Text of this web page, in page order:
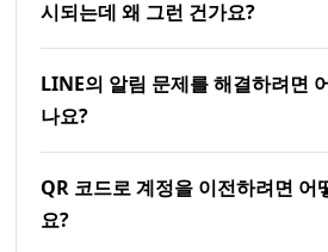
시되는데 왜 그런 건가요?
LINE의 알림 문제를 해결하려면
나요?
QR 코드로 계정을 이전하려면 어
요?